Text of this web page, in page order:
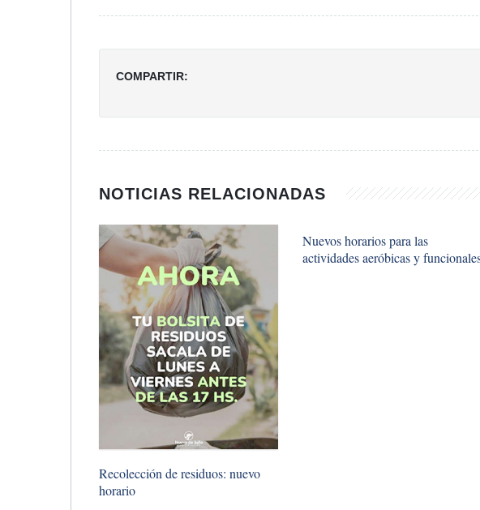
COMPARTIR:
NOTICIAS RELACIONADAS
​Recolección de residuos: nuevo
horario
Nuevos horarios para las
actividades aeróbicas y